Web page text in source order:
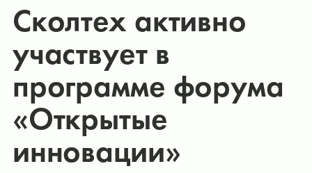
Сколтех активно
участвует в
программе форума
«Открытые
инновации»